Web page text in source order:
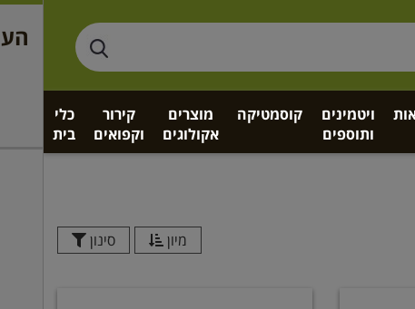
ויטמינים
ותוספים
קוסמטיקה
מוצרים
אקולוגים
קירור
וקפואים
כלי
בית
סינון מיון